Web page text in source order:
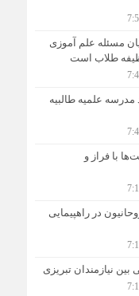
مسئله علم آموزی
طلاب است
مدرسه علمیه طالبیه
با فراز و
در راهپیمایی